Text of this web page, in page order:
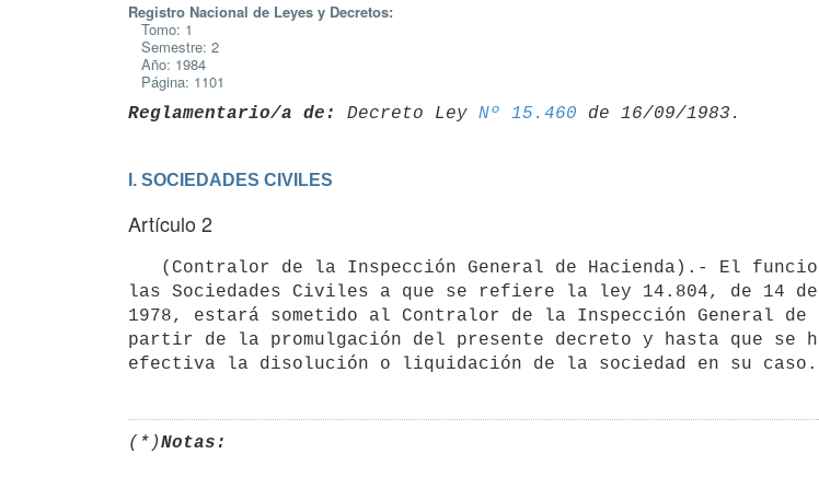
Registro Nacional de Leyes y Decretos:
Tomo: 1
Semestre: 2
Año: 1984
Página: 1101
Reglamentario/a de: Decreto Ley Nº 15.460
I. SOCIEDADES CIVILES
Artículo 2
las Sociedades Civiles a que se refiere la ley 14.804, de 14
1978, estará sometido al Contralor de la Inspección General de
partir de la promulgación del presente decreto y hasta que se
(*)Notas: